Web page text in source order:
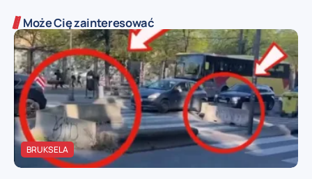
Może Cię zainteresować
BRUKSELA